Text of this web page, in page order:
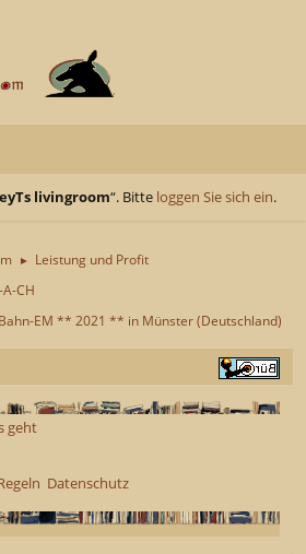
livingroom“. Bitte loggen Sie sich ein.
► Leistung und Profit
CH
EM ** 2021 ** in Münster (Deutschland)
geht
Datenschutz